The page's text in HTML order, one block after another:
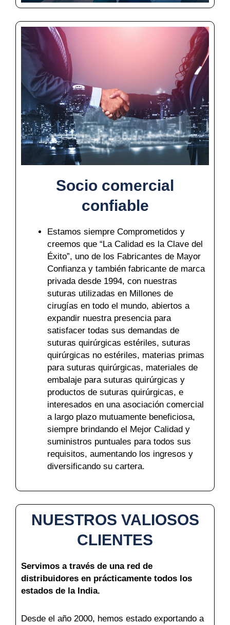
Socio comercial
confiable
Estamos siempre Comprometidos y
creemos que “La Calidad es la Clave del
Éxito”, uno de los Fabricantes de Mayor
Confianza y también fabricante de marca
privada desde 1994, con nuestras
suturas utilizadas en Millones de
cirugías en todo el mundo, abiertos a
expandir nuestra presencia para
satisfacer todas sus demandas de
suturas quirúrgicas estériles, suturas
quirúrgicas no estériles, materias primas
para suturas quirúrgicas, materiales de
embalaje para suturas quirúrgicas y
productos de suturas quirúrgicas, e
interesados en una asociación comercial
a largo plazo mutuamente beneficiosa,
siempre brindando el Mejor Calidad y
suministros puntuales para todos sus
requisitos, aumentando los ingresos y
diversificando su cartera.
NUESTROS VALIOSOS
CLIENTES
Servimos a través de una red de
distribuidores en prácticamente todos los
estados de la India.
Desde el año 2000, hemos estado exportando a